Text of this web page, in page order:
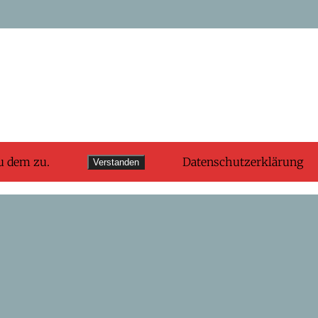
dem zu. Verstanden Datenschutzerklärung